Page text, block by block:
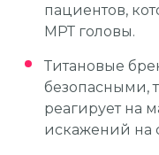
пациентов,
МРТ головы.
Титановые
безопасными,
реагирует на
искажений на